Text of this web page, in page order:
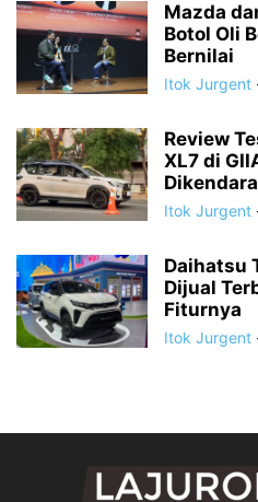
Mazda
Botol Oli
Bernilai
Itok Jurgent
Review
XL7 di
Itok Jurgent
Daihatsu
Dijual
Fiturnya
Itok Jurgent